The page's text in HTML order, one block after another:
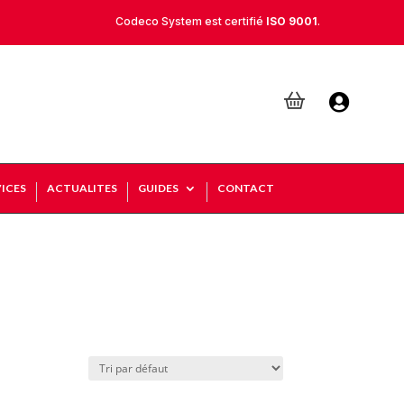
Codeco System est certifié ISO 9001.

ACTUALITES GUIDES CONTACT